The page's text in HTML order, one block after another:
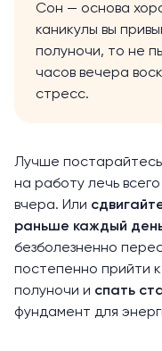
Сон — основа
каникулы вы
полуночи, то не
часов вечера
стресс.
Лучше
на работу лечь
вчера. Или
раньше каждый
безболезненно
постепенно прийти
полуночи и спать
фундамент для